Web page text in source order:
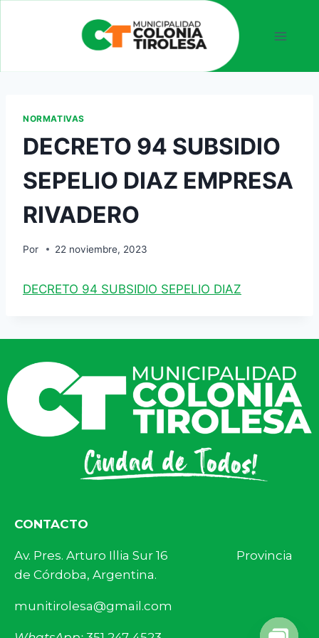
NORMATIVAS
DECRETO 94 SUBSIDIO
SEPELIO DIAZ EMPRESA
RIVADERO
Por 22 noviembre, 2023
DECRETO 94 SUBSIDIO SEPELIO DIAZ
CONTACTO
Av. Pres. Arturo Illia Sur 16 Provincia
de Córdoba, Argentina.
munitirolesa@gmail.com